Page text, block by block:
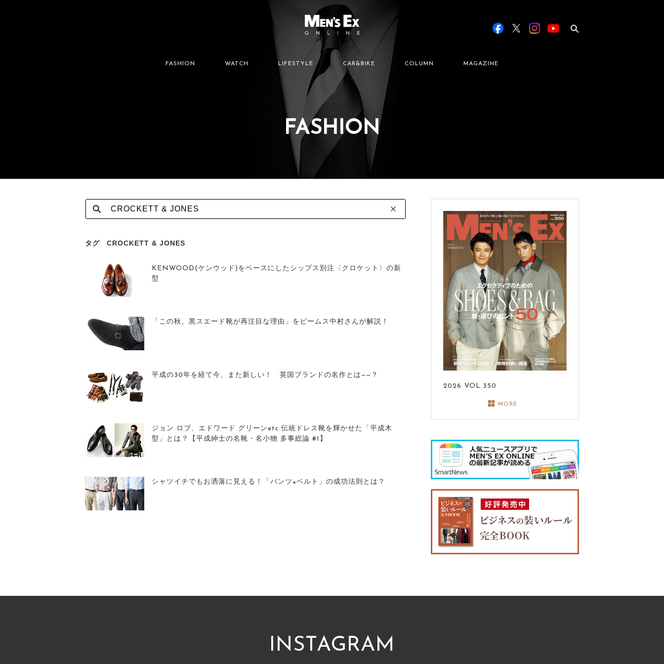
FASHION WATCH LIFESTYLE CAR&BIKE COLUMN MAGAZINE
FASHION
タグ CROCKETT & JONES
KENWOOD(ケンウッド)をベースにしたシップス別注〈クロケット〉の新
型
「この秋、黒スエード靴が再注目な理由」をビームス中村さんが解説！
平成の30年を経て今、また新しい！ 英国ブランドの名作とは——？
ジョン ロブ、エドワード グリーンetc.伝統ドレス靴を輝かせた「平成木
型」とは？【平成紳士の名靴・名小物 多事総論 #1】
シャツイチでもお洒落に見える！「パンツ×ベルト」の成功法則とは？
2026 VOL.350
MORE
INSTAGRAM